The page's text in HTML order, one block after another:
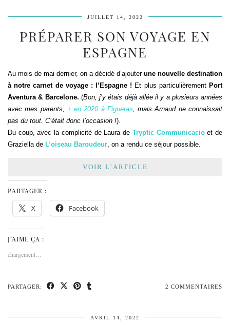
JUILLET 14, 2022
PRÉPARER SON VOYAGE EN
ESPAGNE
Au mois de mai dernier, on a décidé d’ajouter une nouvelle destination
à notre carnet de voyage : l’Espagne ! Et plus particulièrement Port
Aventura & Barcelone. (Bon, j’y étais déjà allée il y a plusieurs années
avec mes parents, + en 2020 à Figueras , mais Arnaud ne connaissait
pas du tout. C’était donc l’occasion !).
Du coup, avec la complicité de Laura de Tryptic Communicacioet de
Graziella de L’oiseau Baroudeur , on a rendu ce séjour possible.
VOIR L’ARTICLE
PARTAGER :
X Facebook
J’AIME ÇA :
chargement…
PARTAGER: 2 COMMENTAIRES
AVRIL 14, 2022